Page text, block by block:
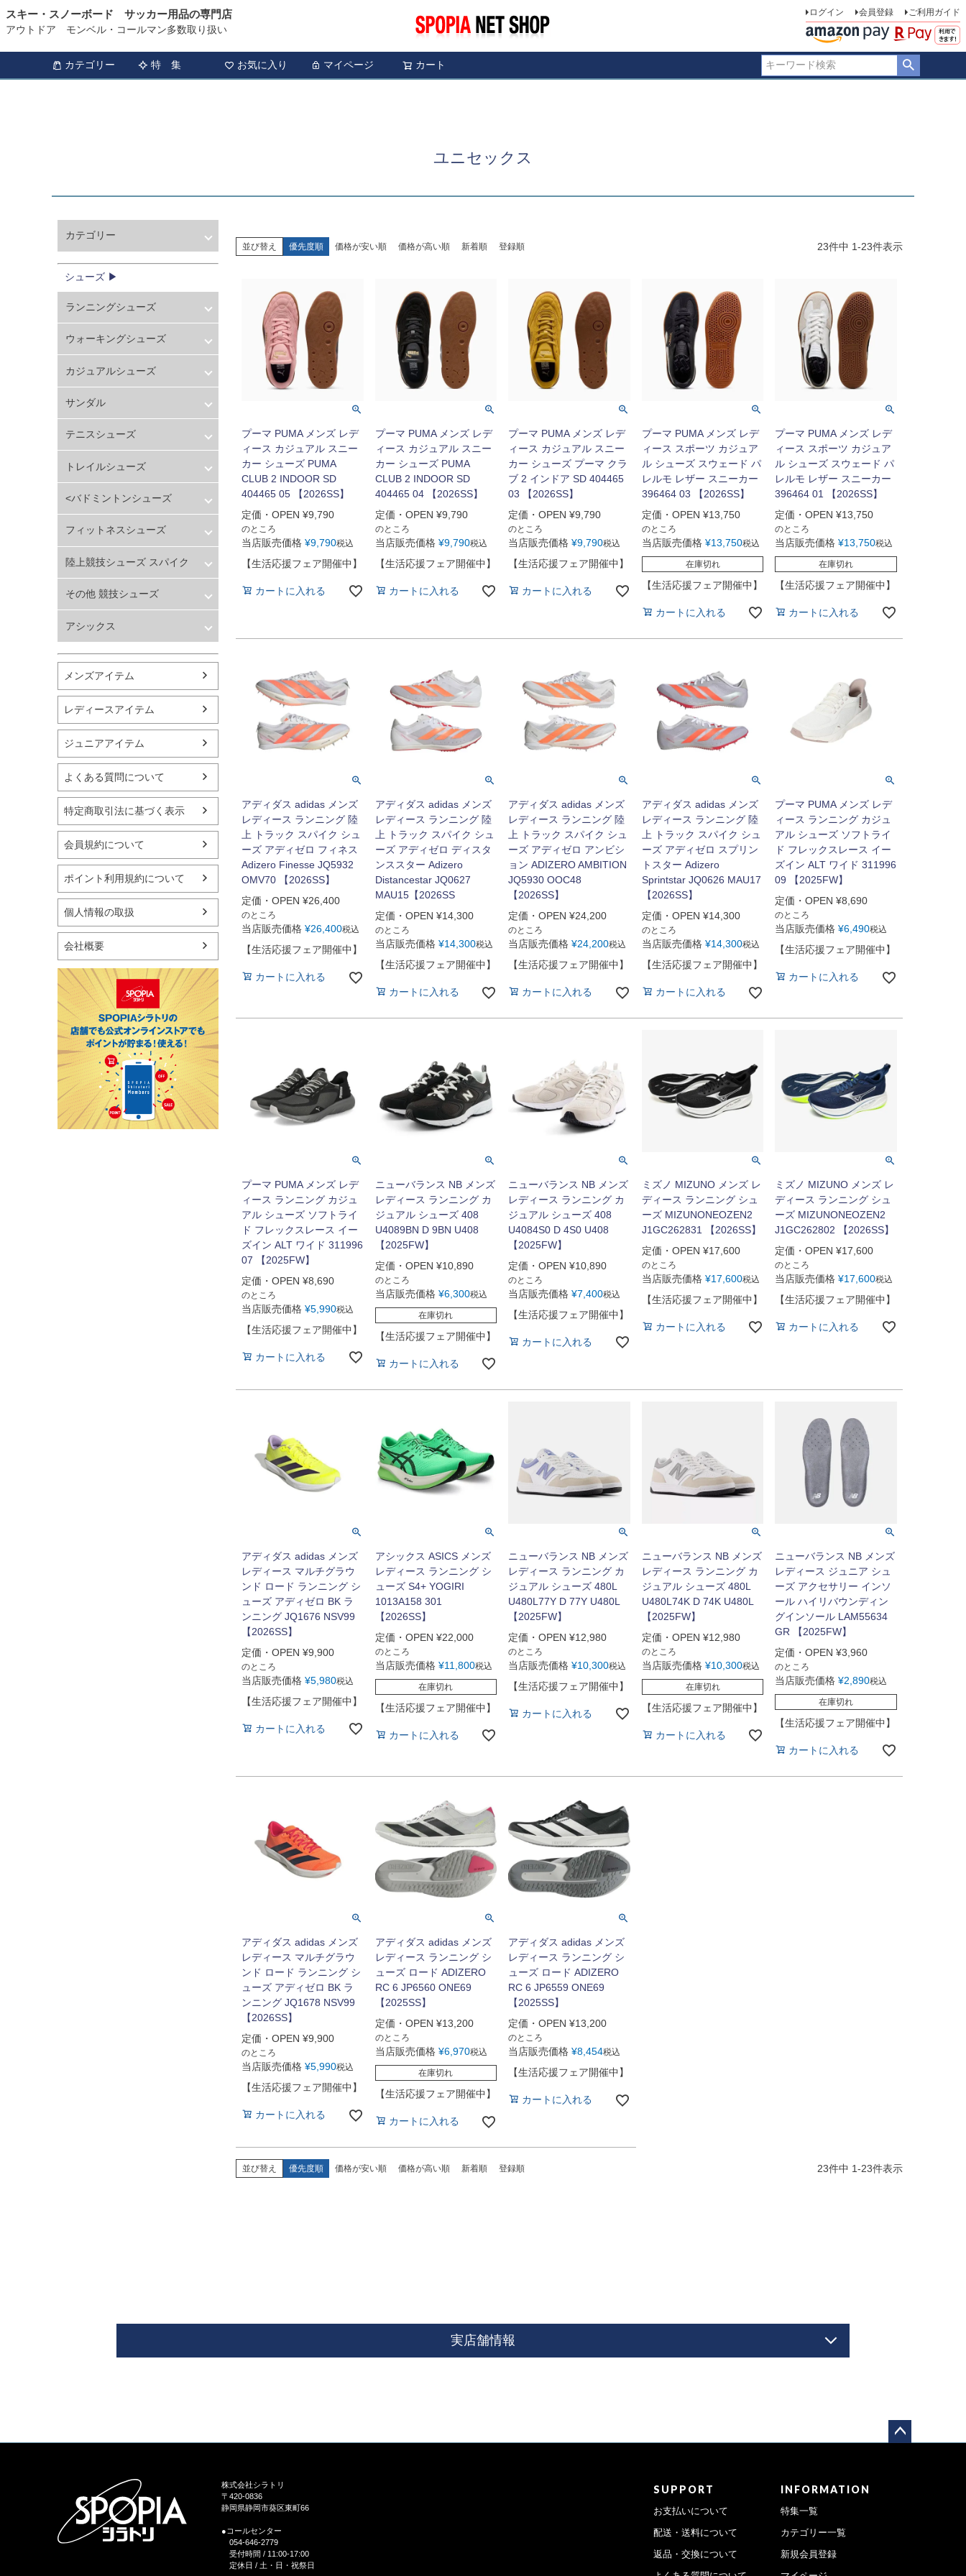
スキー・スノーボード サッカー用品の専門店
アウトドア モンベル・コールマン多数取り扱い
ログイン 会員登録 ご利用ガイド
カテゴリー 特 集 お気に入り マイページ カート
HOME シューズ ランニングシューズ ユニセックス
ユニセックス
カテゴリー
サッカー・フットサル
アウトドア
トレッキング
バスケットボール
シューズ
ランニング用品
スポーツアパレル
テニス
バレーボール
フィットネス用品
スイミング用品
マリン
スケートボード
野球・ソフトボール
ゴルフ
卓球用品
健康器具・サポーター
スポーツアクセサリー
バッグ・サングラス
ハンドボール用品
ラグビー用品
グランドゴルフ
シューズ ▶
ランニングシューズ
ユニセックス
ウォーキングシューズ
カジュアルシューズ
レディース
サンダル
テニスシューズ
トレイルシューズ
<バドミントンシューズ
フィットネスシューズ
陸上競技シューズ スパイク
アシックス
ミズノ
その他 競技シューズ
アシックス
メンズアイテム
レディースアイテム
ジュニアアイテム
よくある質問について
特定商取引法に基づく表示
会員規約について
ポイント利用規約について
個人情報の取扱
会社概要
並び替え 優先度順 価格が安い順 価格が高い順 新着順 登録順 23件中 1-23件表示
プーマ PUMA メンズ レデ
ィース カジュアル スニー
カー シューズ PUMA
CLUB 2 INDOOR SD
404465 05 【2026SS】
定価・OPEN ¥9,790
のところ
当店販売価格 ¥9,790税込
【生活応援フェア開催中】
カートに入れる
プーマ PUMA メンズ レデ
ィース カジュアル スニー
カー シューズ PUMA
CLUB 2 INDOOR SD
404465 04 【2026SS】
定価・OPEN ¥9,790
のところ
当店販売価格 ¥9,790税込
【生活応援フェア開催中】
カートに入れる
プーマ PUMA メンズ レデ
ィース カジュアル スニー
カー シューズ プーマ クラ
ブ 2 インドア SD 404465
03 【2026SS】
定価・OPEN ¥9,790
のところ
当店販売価格 ¥9,790税込
【生活応援フェア開催中】
カートに入れる
プーマ PUMA メンズ レデ
ィース スポーツ カジュア
ル シューズ スウェード パ
レルモ レザー スニーカー
396464 03 【2026SS】
定価・OPEN ¥13,750
のところ
当店販売価格 ¥13,750税込
在庫切れ
【生活応援フェア開催中】
カートに入れる
プーマ PUMA メンズ レデ
ィース スポーツ カジュア
ル シューズ スウェード パ
レルモ レザー スニーカー
396464 01 【2026SS】
定価・OPEN ¥13,750
のところ
当店販売価格 ¥13,750税込
在庫切れ
【生活応援フェア開催中】
カートに入れる
アディダス adidas メンズ
レディース ランニング 陸
上 トラック スパイク シュ
ーズ アディゼロ フィネス
Adizero Finesse JQ5932
OMV70 【2026SS】
定価・OPEN ¥26,400
のところ
当店販売価格 ¥26,400税込
【生活応援フェア開催中】
カートに入れる
アディダス adidas メンズ
レディース ランニング 陸
上 トラック スパイク シュ
ーズ アディゼロ ディスタ
ンススター Adizero
Distancestar JQ0627
MAU15【2026SS
定価・OPEN ¥14,300
のところ
当店販売価格 ¥14,300税込
【生活応援フェア開催中】
カートに入れる
アディダス adidas メンズ
レディース ランニング 陸
上 トラック スパイク シュ
ーズ アディゼロ アンビシ
ョン ADIZERO AMBITION
JQ5930 OOC48
【2026SS】
定価・OPEN ¥24,200
のところ
当店販売価格 ¥24,200税込
【生活応援フェア開催中】
カートに入れる
アディダス adidas メンズ
レディース ランニング 陸
上 トラック スパイク シュ
ーズ アディゼロ スプリン
トスター Adizero
Sprintstar JQ0626 MAU17
【2026SS】
定価・OPEN ¥14,300
のところ
当店販売価格 ¥14,300税込
【生活応援フェア開催中】
カートに入れる
プーマ PUMA メンズ レデ
ィース ランニング カジュ
アル シューズ ソフトライ
ド フレックスレース イー
ズイン ALT ワイド 311996
09 【2025FW】
定価・OPEN ¥8,690
のところ
当店販売価格 ¥6,490税込
【生活応援フェア開催中】
カートに入れる
プーマ PUMA メンズ レデ
ィース ランニング カジュ
アル シューズ ソフトライ
ド フレックスレース イー
ズイン ALT ワイド 311996
07 【2025FW】
定価・OPEN ¥8,690
のところ
当店販売価格 ¥5,990税込
【生活応援フェア開催中】
カートに入れる
ニューバランス NB メンズ
レディース ランニング カ
ジュアル シューズ 408
U4089BN D 9BN U408
【2025FW】
定価・OPEN ¥10,890
のところ
当店販売価格 ¥6,300税込
在庫切れ
【生活応援フェア開催中】
カートに入れる
ニューバランス NB メンズ
レディース ランニング カ
ジュアル シューズ 408
U4084S0 D 4S0 U408
【2025FW】
定価・OPEN ¥10,890
のところ
当店販売価格 ¥7,400税込
【生活応援フェア開催中】
カートに入れる
ミズノ MIZUNO メンズ レ
ディース ランニング シュ
ーズ MIZUNONEOZEN2
J1GC262831 【2026SS】
定価・OPEN ¥17,600
のところ
当店販売価格 ¥17,600税込
【生活応援フェア開催中】
カートに入れる
ミズノ MIZUNO メンズ レ
ディース ランニング シュ
ーズ MIZUNONEOZEN2
J1GC262802 【2026SS】
定価・OPEN ¥17,600
のところ
当店販売価格 ¥17,600税込
【生活応援フェア開催中】
カートに入れる
アディダス adidas メンズ
レディース マルチグラウ
ンド ロード ランニング シ
ューズ アディゼロ BK ラ
ンニング JQ1676 NSV99
【2026SS】
定価・OPEN ¥9,900
のところ
当店販売価格 ¥5,980税込
【生活応援フェア開催中】
カートに入れる
アシックス ASICS メンズ
レディース ランニング シ
ューズ S4+ YOGIRI
1013A158 301
【2026SS】
定価・OPEN ¥22,000
のところ
当店販売価格 ¥11,800税込
在庫切れ
【生活応援フェア開催中】
カートに入れる
ニューバランス NB メンズ
レディース ランニング カ
ジュアル シューズ 480L
U480L77Y D 77Y U480L
【2025FW】
定価・OPEN ¥12,980
のところ
当店販売価格 ¥10,300税込
【生活応援フェア開催中】
カートに入れる
ニューバランス NB メンズ
レディース ランニング カ
ジュアル シューズ 480L
U480L74K D 74K U480L
【2025FW】
定価・OPEN ¥12,980
のところ
当店販売価格 ¥10,300税込
在庫切れ
【生活応援フェア開催中】
カートに入れる
ニューバランス NB メンズ
レディース ジュニア シュ
ーズ アクセサリー インソ
ール ハイリバウンディン
グインソール LAM55634
GR 【2025FW】
定価・OPEN ¥3,960
のところ
当店販売価格 ¥2,890税込
在庫切れ
【生活応援フェア開催中】
カートに入れる
アディダス adidas メンズ
レディース マルチグラウ
ンド ロード ランニング シ
ューズ アディゼロ BK ラ
ンニング JQ1678 NSV99
【2026SS】
定価・OPEN ¥9,900
のところ
当店販売価格 ¥5,990税込
【生活応援フェア開催中】
カートに入れる
アディダス adidas メンズ
レディース ランニング シ
ューズ ロード ADIZERO
RC 6 JP6560 ONE69
【2025SS】
定価・OPEN ¥13,200
のところ
当店販売価格 ¥6,970税込
在庫切れ
【生活応援フェア開催中】
カートに入れる
アディダス adidas メンズ
レディース ランニング シ
ューズ ロード ADIZERO
RC 6 JP6559 ONE69
【2025SS】
定価・OPEN ¥13,200
のところ
当店販売価格 ¥8,454税込
【生活応援フェア開催中】
カートに入れる
並び替え 優先度順 価格が安い順 価格が高い順 新着順 登録順 23件中 1-23件表示
実店舗情報
株式会社シラトリ
〒420-0836
静岡県静岡市葵区東町66
●コールセンター
054-646-2779
受付時間 / 11:00-17:00
定休日 / 土・日・祝祭日
SUPPORT
お支払いについて
配送・送料について
返品・交換について
INFORMATION
特集一覧
カテゴリー一覧
新規会員登録